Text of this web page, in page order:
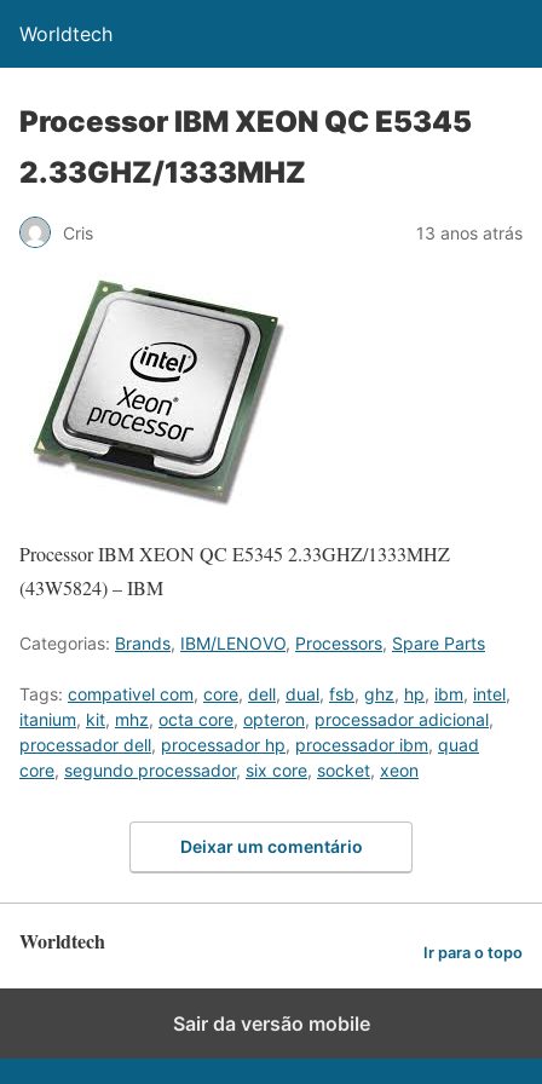
Worldtech
Processor IBM XEON QC E5345
2.33GHZ/1333MHZ
Cris 13 anos atrás
Processor IBM XEON QC E5345 2.33GHZ/1333MHZ
(43W5824) – IBM
Categorias: Brands, IBM/LENOVO, Processors, Spare Parts
Tags: compativel com, core, dell, dual, fsb, ghz, hp, ibm, intel,
itanium, kit, mhz, octa core, opteron, processador adicional,
processador dell, processador hp, processador ibm, quad
core, segundo processador, six core, socket, xeon
Deixar um comentário
Worldtech Ir para o topo
Sair da versão mobile